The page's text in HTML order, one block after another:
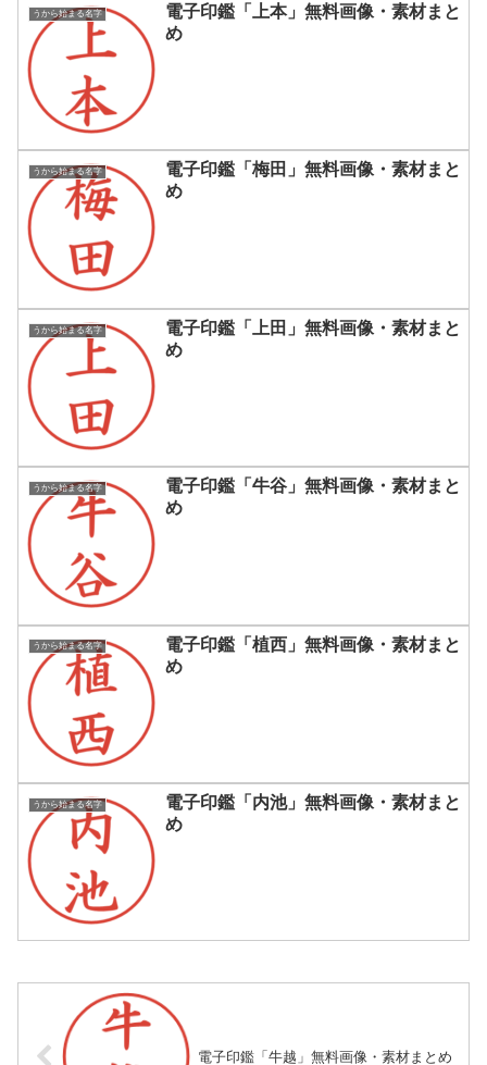
うから始まる名字
電子印鑑「上本」無料画像・素材まと
め
うから始まる名字
電子印鑑「梅田」無料画像・素材まと
め
うから始まる名字
電子印鑑「上田」無料画像・素材まと
め
うから始まる名字
電子印鑑「牛谷」無料画像・素材まと
め
うから始まる名字
電子印鑑「植西」無料画像・素材まと
め
うから始まる名字
電子印鑑「内池」無料画像・素材まと
め
電子印鑑「牛越」無料画像・素材まとめ